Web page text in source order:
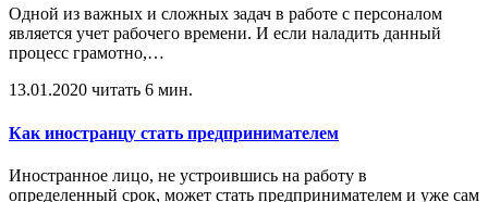
Одной из важных и сложных задач в работе с персоналом
является учет рабочего времени. И если наладить данный
процесс грамотно,…
13.01.2020 читать 6 мин.
Как иностранцу стать предпринимателем
Иностранное лицо, не устроившись на работу в
определенный срок, может стать предпринимателем и уже сам